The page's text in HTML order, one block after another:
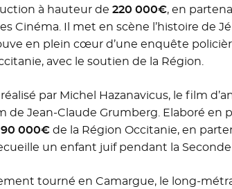
à hauteur de 220 000€, en
Cinéma. Il met en scène l’histoire de
en plein cœur d’une enquête
avec le soutien de la Région.
par Michel Hazanavicus, le film
Jean-Claude Grumberg. Elaboré en
90 000€ de la Région Occitanie, en
un enfant juif pendant la
tourné en Camargue, le long-